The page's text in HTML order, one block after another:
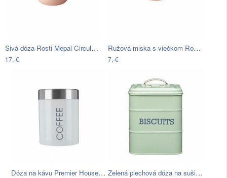
Sivá dóza Rosti Mepal Circula, 2 l
17,-€
Ružová miska s viečkom Rosti Mepal…
7,-€
Dóza na kávu Premier Housewares Satin Zelená plechová dóza na sušienky…